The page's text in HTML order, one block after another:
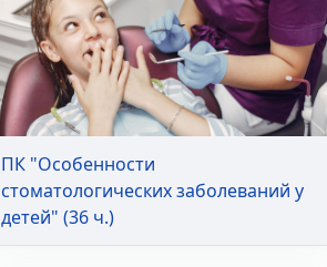
ПК "Особенности
стоматологических заболеваний у
детей" (36 ч.)